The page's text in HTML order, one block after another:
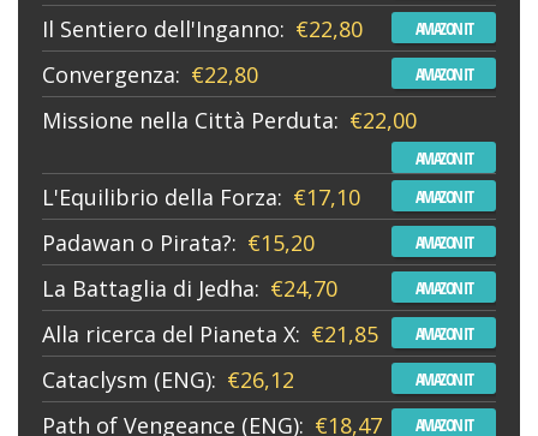
Il Sentiero dell'Inganno: €22,80 AMAZON IT
Convergenza: €22,80 AMAZON IT
Missione nella Città Perduta: €22,00
AMAZON IT
L'Equilibrio della Forza: €17,10 AMAZON IT
Padawan o Pirata?: €15,20 AMAZON IT
La Battaglia di Jedha: €24,70 AMAZON IT
Alla ricerca del Pianeta X: €21,85 AMAZON IT
Cataclysm (ENG): €26,12 AMAZON IT
Path of Vengeance (ENG): €18,47 AMAZON IT